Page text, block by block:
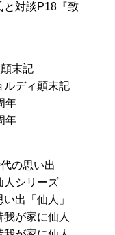
と対談P18『致
末記
ルディ顛末記
年
年
の思い出
人シリーズ
出「仙人」
が家に仙人